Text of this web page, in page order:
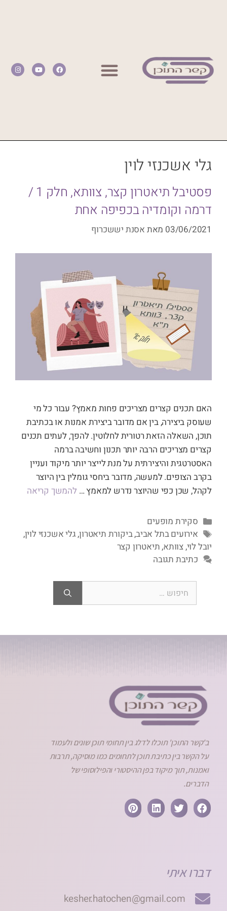
גלי אשכנזי לוין
פסטיבל תיאטרון קצר, צוותא, חלק 1 /
דרמה וקומדיה בכפיפה אחת
03/06/2021 מאת אסנת יששכרוף
האם תכנים קצרים מצריכים פחות מאמץ? עבור כל מי
שעוסק ביצירה, בין אם מדובר ביצירת אמנות או בכתיבת
תוכן, השאלה הזאת רטורית לחלוטין. להפך, לעתים תכנים
קצרים מצריכים הרבה יותר תכנון וחשיבה ברמה
האסטרטגית והיצירתית על מנת לייצר יותר מיקוד ועניין
בקרב הצופים. למעשה, מדובר ביחסי גומלין בין היוצר
לקהל, שכן כפי שהיוצר נדרש למאמץ … להמשך קריאה
סקירת מופעים
אירועים בתל אביב,ביקורת תיאטרון,גלי אשכנזי לוין,
יובל לוי,צוותא,תיאטרון קצר
כתיבת תגובה
ב'קשר התוכן' תוכלו לדלג בין תחומי תוכן שונים ולעמוד
על הקשר בין כתיבת תוכן לתחומים כמו מוסיקה, תרבות
ואמנות, תוך מיקוד בפן ההיסטורי והפילוסופי של
הדברים.
דברו איתי
kesher.hatochen@gmail.com